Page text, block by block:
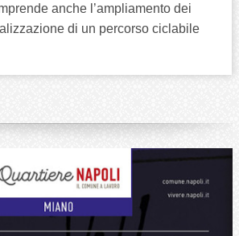
anche l’ampliamento dei
di un percorso ciclabile